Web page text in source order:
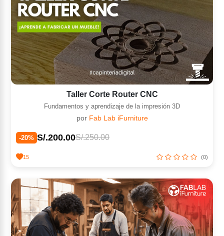
Taller Corte Router CNC
Fundamentos y aprendizaje de la impresión 3D
por Fab Lab iFurniture
-20% S/.200.00S/.250.00
15 (0)